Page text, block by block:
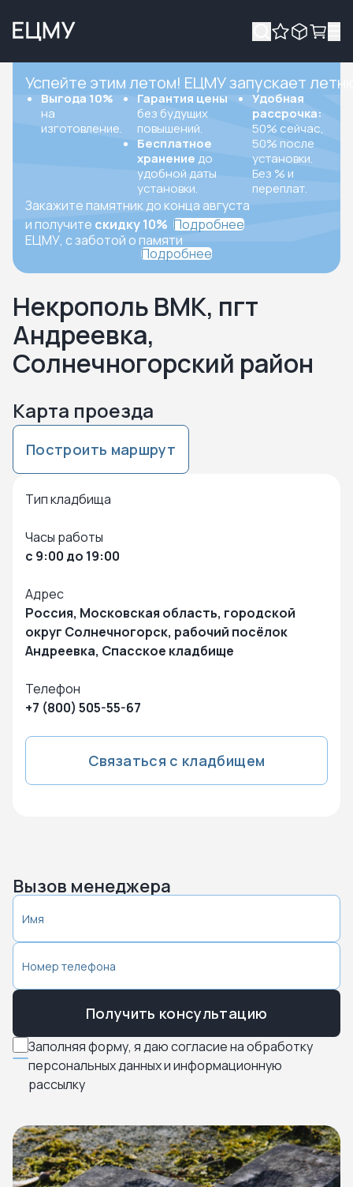
Успейте этим летом! ЕЦМУ запускает
Выгода 10%
на
изготовление.
Гарантия цены
без будущих
повышений.
Бесплатное
хранение до
удобной даты
установки.
Удобная
рассрочка:
50% сейчас,
50% после
установки.
Без % и
переплат.
Закажите памятник до конца августа
и получите скидку 10% Подробнее
ЕЦМУ, с заботой о памяти
Подробнее
Некрополь ВМК, пгт
Андреевка,
Солнечногорский район
Карта проезда
Построить маршрут
Тип кладбища
Часы работы
с 9:00 до 19:00
Адрес
Россия, Московская область, городской
округ Солнечногорск, рабочий посёлок
Андреевка, Спасское кладбище
Телефон
+7 (800) 505-55-67
Связаться с кладбищем
Нажмите чтобы посмотреть карту
Чтобы закрыть карту – кликните в любую точку на карте
Вызов менеджера
Заполняя форму, я даю согласие на обработку
персональных данных и информационную
рассылку
Получить консультацию